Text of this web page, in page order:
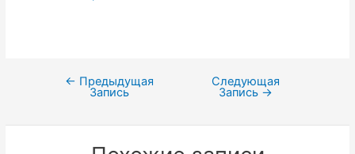
Навигация
записям
← Предыдущая
Запись
Следующая
Запись →